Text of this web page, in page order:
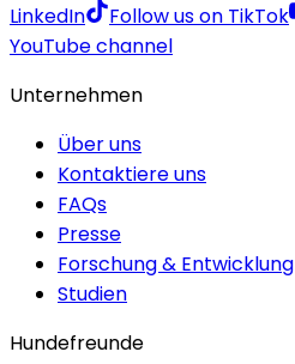
LinkedIn
Follow us on TikTok
YouTube channel
Unternehmen
Über uns
Kontaktiere uns
FAQs
Presse
Forschung & Entwicklung
Studien
Hundefreunde